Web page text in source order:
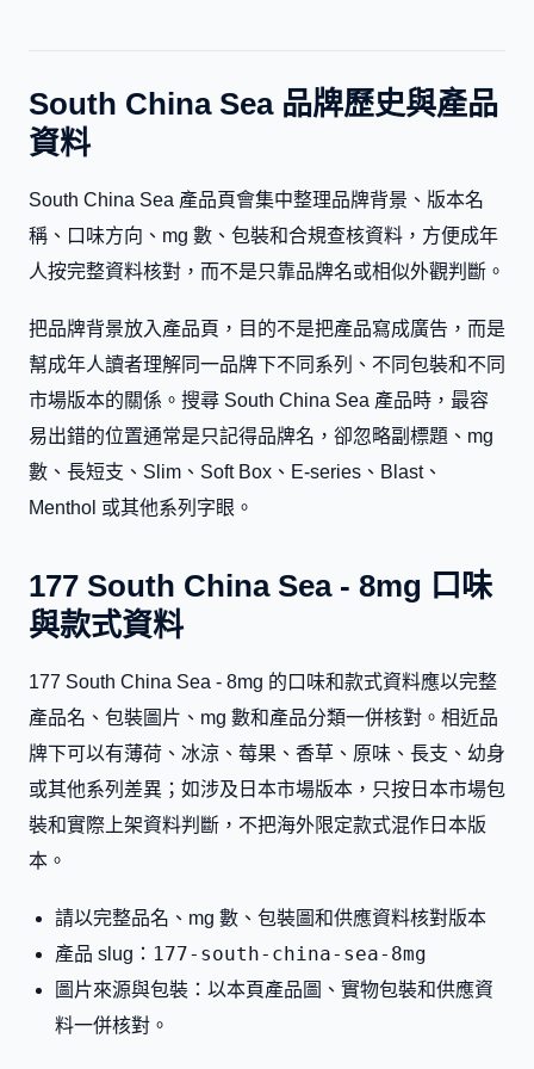
South China Sea 品牌歷史與產品
資料
South China Sea 產品頁會集中整理品牌背景、版本名
稱、口味方向、mg 數、包裝和合規查核資料，方便成年
人按完整資料核對，而不是只靠品牌名或相似外觀判斷。
把品牌背景放入產品頁，目的不是把產品寫成廣告，而是
幫成年人讀者理解同一品牌下不同系列、不同包裝和不同
市場版本的關係。搜尋 South China Sea 產品時，最容
易出錯的位置通常是只記得品牌名，卻忽略副標題、mg
數、長短支、Slim、Soft Box、E-series、Blast、
Menthol 或其他系列字眼。
177 South China Sea - 8mg 口味
與款式資料
177 South China Sea - 8mg 的口味和款式資料應以完整
產品名、包裝圖片、mg 數和產品分類一併核對。相近品
牌下可以有薄荷、冰涼、莓果、香草、原味、長支、幼身
或其他系列差異；如涉及日本市場版本，只按日本市場包
裝和實際上架資料判斷，不把海外限定款式混作日本版
本。
請以完整品名、mg 數、包裝圖和供應資料核對版本
產品 slug： 177-south-china-sea-8mg
圖片來源與包裝：以本頁產品圖、實物包裝和供應資
料一併核對。